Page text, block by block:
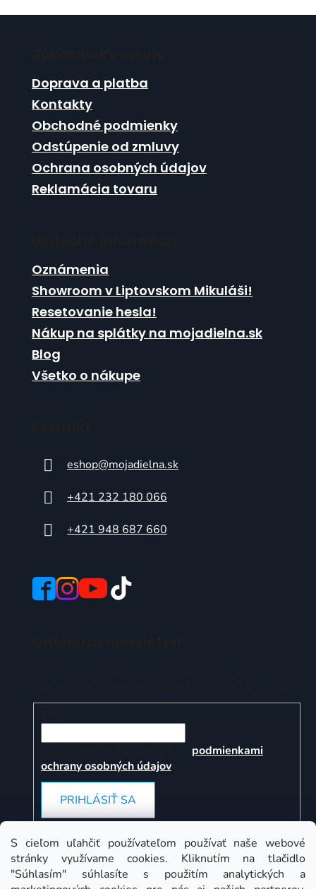
S cieľom uľahčiť používateľom používať naše webové
stránky využívame cookies. Kliknutím na tlačidlo
"Súhlasím" súhlasíte s použitím analytických a
Doprava a platba
Kontakty
Obchodné podmienky
Odstúpenie od zmluvy
Ochrana osobných údajov
Reklamácia tovaru
Oznámenia
Showroom v Liptovskom Mikuláši!
Resetovanie hesla!
Nákup na splátky na mojadielna.sk
Blog
Všetko o nákupe
eshop@mojadielna.sk
+421 232 180 066
+421 948 687 660
podmienkami
ochrany osobných údajov
PRIHLÁSIŤ SA
Instagram